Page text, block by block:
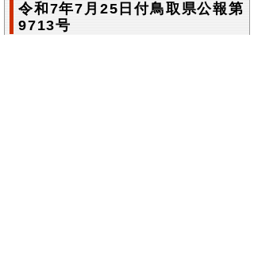
令和7年7月25日付鳥取県公報第
9713号